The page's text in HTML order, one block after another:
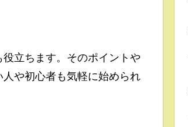
立ちます。そのポイントや
や初心者も気軽に始められ